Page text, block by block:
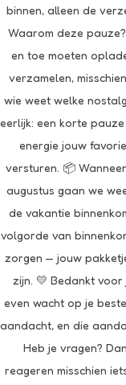
binnen, alleen de
Waarom deze
en toe moeten
verzamelen,
wie weet welke
eerlijk: een korte
energie jouw
versturen. 📦
augustus gaan we
de vakantie
volgorde van
zorgen — jouw
zijn. 💛 Bedankt
even wacht op je
aandacht, en die
Heb je vragen?
reageren misschien